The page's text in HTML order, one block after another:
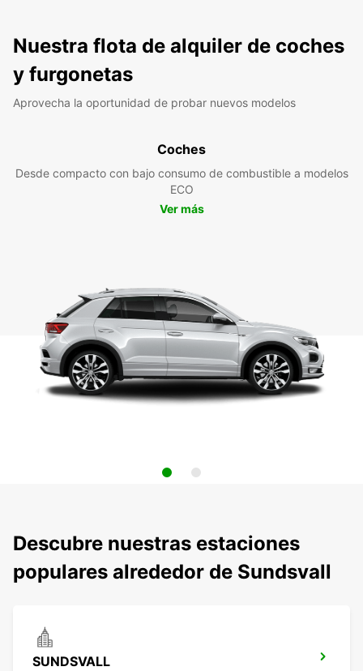
Nuestra flota de alquiler de coches
y furgonetas
Aprovecha la oportunidad de probar nuevos modelos
Coches
Desde compacto con bajo consumo de combustible a modelos
ECO
Ver más
Descubre nuestras estaciones
populares alrededor de Sundsvall
SUNDSVALL